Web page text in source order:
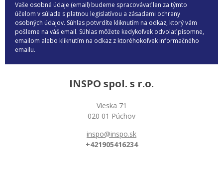
Vaše osobné údaje (email) budeme spracovávať len za týmto
účelom v súlade s platnou legislatívou a zásadami ochrany
osobných údajov. Súhlas potvrdíte kliknutím na odkaz, ktorý vám
pošleme na váš email. Súhlas môžete kedykoľvek odvolať písomne,
emailom alebo kliknutím na odkaz z ktoréhokoľvek informačného
emailu.
INSPO spol. s r.o.
Vieska 71
020 01 Púchov
inspo@inspo.sk
+421905416234